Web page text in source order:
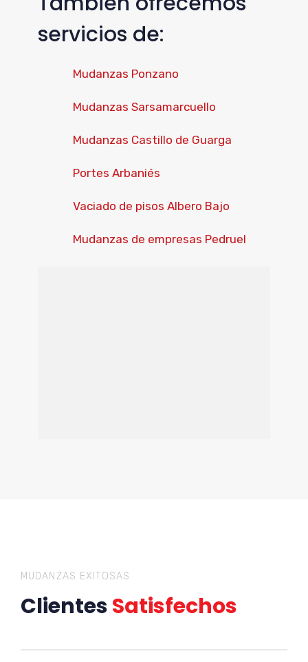
servicios de:
Mudanzas Ponzano
Mudanzas Sarsamarcuello
Mudanzas Castillo de Guarga
Portes Arbaniés
Vaciado de pisos Albero Bajo
Mudanzas de empresas Pedruel
MUDANZAS EXITOSAS
ClientesSatisfechos